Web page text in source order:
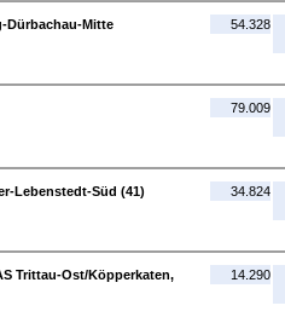
Dürbachau-Mitte
54.328
79.009
Lebenstedt-Süd (41)
34.824
Trittau-Ost/Köpperkaten,
14.290